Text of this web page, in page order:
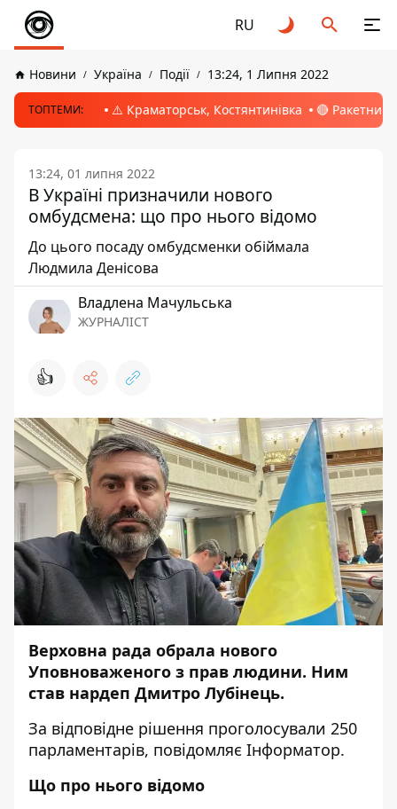
RU
Новини Україна Події 13:24, 1 Липня 2022
ТОПТЕМИ: ⚠️ Краматорськ, Костянтинівка 🔴 Ракетний
13:24, 01 липня 2022
В Україні призначили нового
омбудсмена: що про нього відомо
До цього посаду омбудсменки обіймала
Людмила Денісова
Владлена Мачульська
ЖУРНАЛІСТ
👍
Верховна рада обрала нового
Уповноваженого з прав людини. Ним
став нардеп Дмитро Лубінець.
За відповідне рішення проголосували 250
парламентарів, повідомляє Інформатор.
Що про нього відомо